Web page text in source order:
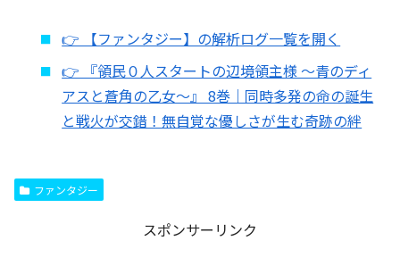
👉 【ファンタジー】の解析ログ一覧を開く
👉 『領民０人スタートの辺境領主様 ～青のディ
アスと蒼角の乙女～』 8巻｜同時多発の命の誕生
と戦火が交錯！無自覚な優しさが生む奇跡の絆
ファンタジー
スポンサーリンク